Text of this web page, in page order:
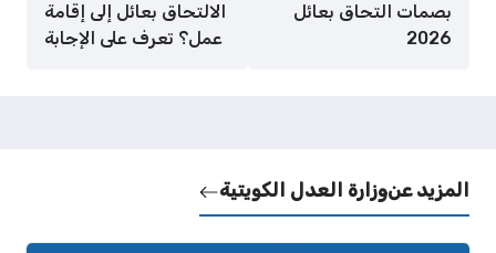
بصمات التحاق بعائل
2026
الالتحاق بعائل إلى إقامة
عمل؟ تعرف على الإجابة
المزيد عنوزارة العدل الكويتية